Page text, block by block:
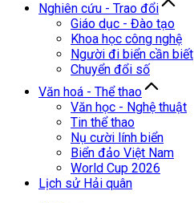
Nghiên cứu - Trao đổi
Giáo dục - Đào tạo
Khoa học công nghệ
Người đi biển cần biết
Chuyển đổi số
Văn hoá - Thể thao
Văn học - Nghệ thuật
Tin thể thao
Nụ cười lính biển
Biển đảo Việt Nam
World Cup 2026
Lịch sử Hải quân